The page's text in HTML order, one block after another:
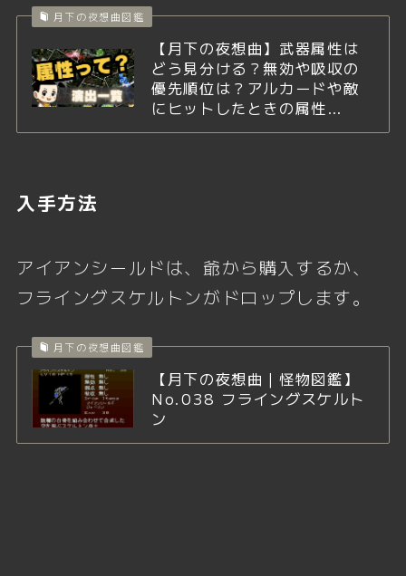
月下の夜想曲図鑑
【月下の夜想曲】武器属性は
どう見分ける？無効や吸収の
優先順位は？アルカードや敵
にヒットしたときの属性…
入手方法
アイアンシールドは、爺から購入するか、
フライングスケルトンがドロップします。
月下の夜想曲図鑑
【月下の夜想曲｜怪物図鑑】
No.038 フライングスケルト
ン